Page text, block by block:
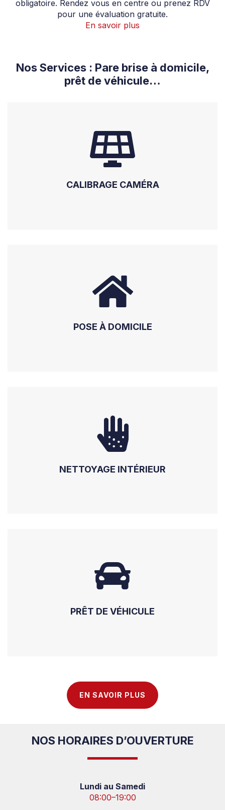
obligatoire. Rendez vous en centre ou prenez RDV
pour une évaluation gratuite.
En savoir plus
Nos Services : Pare brise à domicile,
prêt de véhicule…
CALIBRAGE CAMÉRA
POSE À DOMICILE
NETTOYAGE INTÉRIEUR
PRÊT DE VÉHICULE
EN SAVOIR PLUS
NOS HORAIRES D’OUVERTURE
Lundi au Samedi
08:00–19:00